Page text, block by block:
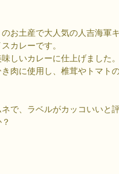
のお土産で大人気の人吉海軍
カレーです。
しいカレーに仕上げました。
肉に使用し、椎茸やトマト
で、ラベルがカッコいいと評